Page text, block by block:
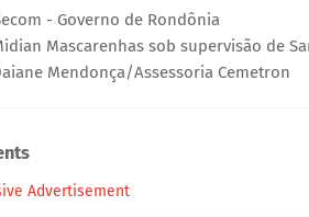
- Governo de Rondônia
Mascarenhas sob supervisão de
Mendonça/Assessoria Cemetron
Advertisement